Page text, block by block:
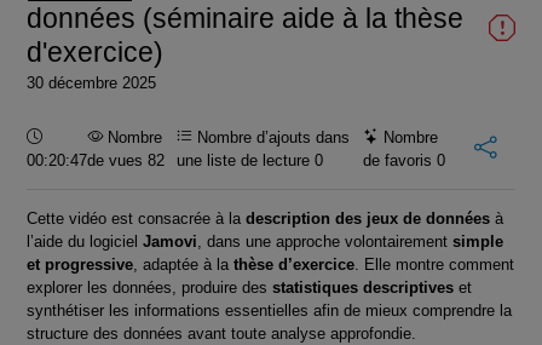
données (séminaire aide à la thèse
d'exercice)
30 décembre 2025
Durée :
00:20:47
Nombre
de vues 82
Nombre d’ajouts dans
une liste de lecture0
Nombre
de favoris 0
Cette vidéo est consacrée à la description des jeux de données à
l’aide du logiciel Jamovi, dans une approche volontairement simple
et progressive, adaptée à la thèse d’exercice. Elle montre comment
explorer les données, produire des statistiques descriptives et
synthétiser les informations essentielles afin de mieux comprendre la
structure des données avant toute analyse approfondie.